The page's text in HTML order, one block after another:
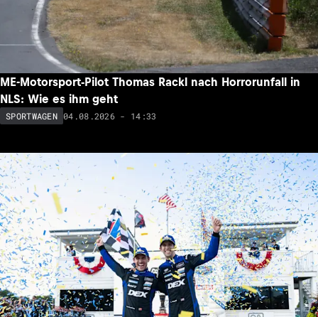
ME-Motorsport-Pilot Thomas Rackl nach Horrorunfall in
NLS: Wie es ihm geht
SPORTWAGEN 04.08.2026 - 14:33